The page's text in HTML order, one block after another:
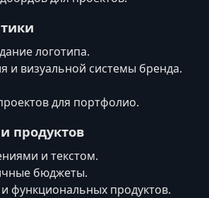
логотипа.
и визуальной системы бренда.
для портфолио.
продуктов
и текстом.
бюджеты.
функциональных продуктов.